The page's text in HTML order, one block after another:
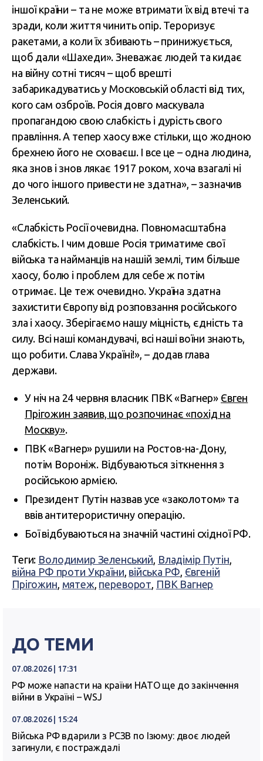
іншої країни – та не може втримати їх від втечі та
зради, коли життя чинить опір. Тероризує
ракетами, а коли їх збивають – принижується,
щоб дали «Шахеди». Зневажає людей та кидає
на війну сотні тисяч – щоб врешті
забарикадуватись у Московській області від тих,
кого сам озброїв. Росія довго маскувала
пропагандою свою слабкість і дурість свого
правління. А тепер хаосу вже стільки, що жодною
брехнею його не сховаєш. І все це – одна людина,
яка знов і знов лякає 1917 роком, хоча взагалі ні
до чого іншого привести не здатна», – зазначив
Зеленський.
«Слабкість Росії очевидна. Повномасштабна
слабкість. І чим довше Росія триматиме свої
війська та найманців на нашій землі, тим більше
хаосу, болю і проблем для себе ж потім
отримає. Це теж очевидно. Україна здатна
захистити Європу від розповзання російського
зла і хаосу. Зберігаємо нашу міцність, єдність та
силу. Всі наші командувачі, всі наші воїни знають,
що робити. Слава Україні!», – додав глава
держави.
У ніч на 24 червня власник ПВК «Вагнер» Євген
Прігожин заявив, що розпочинає «похід на
Москву».
ПВК «Вагнер» рушили на Ростов-на-Дону,
потім Вороніж. Відбуваються зіткнення з
російською армією.
Президент Путін назвав усе «заколотом» та
ввів антитерористичну операцію.
Бої відбуваються на значній частині східної РФ.
Теги: Володимир Зеленський, Владімір Путін,
війна РФ проти України, війська РФ, Євгеній
Прігожин, мятеж, переворот, ПВК Вагнер
ДО ТЕМИ
07.08.2026 | 17:31
РФ може напасти на країни НАТО ще до закінчення
війни в Україні – WSJ
07.08.2026 | 15:24
Війська РФ вдарили з РСЗВ по Ізюму: двоє людей
загинули, є постраждалі